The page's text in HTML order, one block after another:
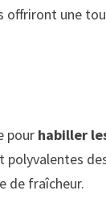
offriront une
pour habiller
polyvalentes
de fraîcheur.